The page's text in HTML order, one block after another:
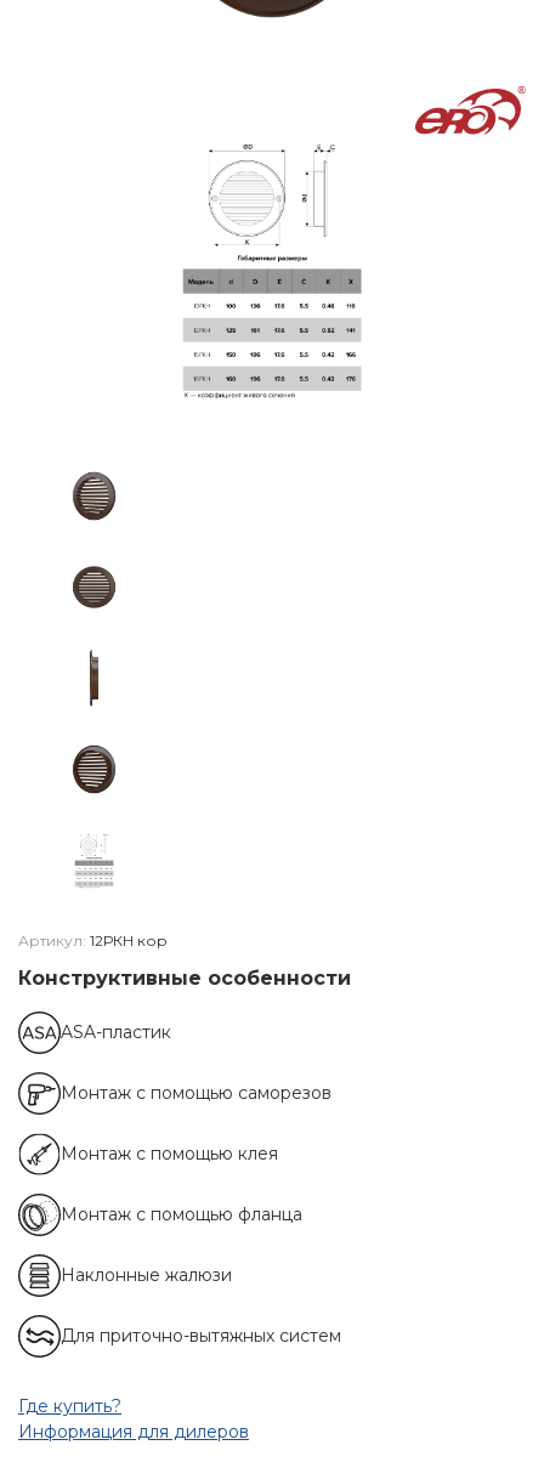
Артикул: 12РКН кор
Конструктивные особенности
ASA-пластик
Монтаж с помощью саморезов
Монтаж с помощью клея
Монтаж с помощью фланца
Наклонные жалюзи
Для приточно-вытяжных систем
Где купить?
Информация для дилеров